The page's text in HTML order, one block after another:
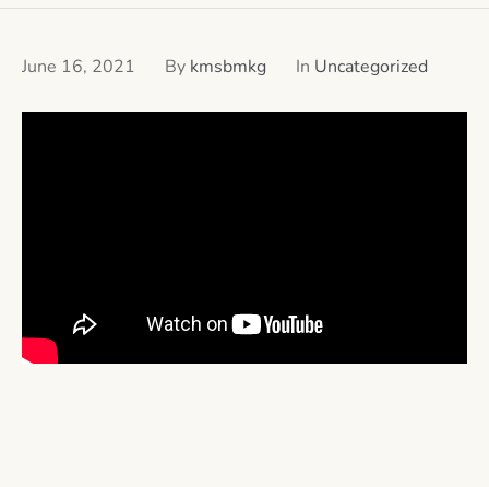
June 16, 2021 By kmsbmkg In Uncategorized